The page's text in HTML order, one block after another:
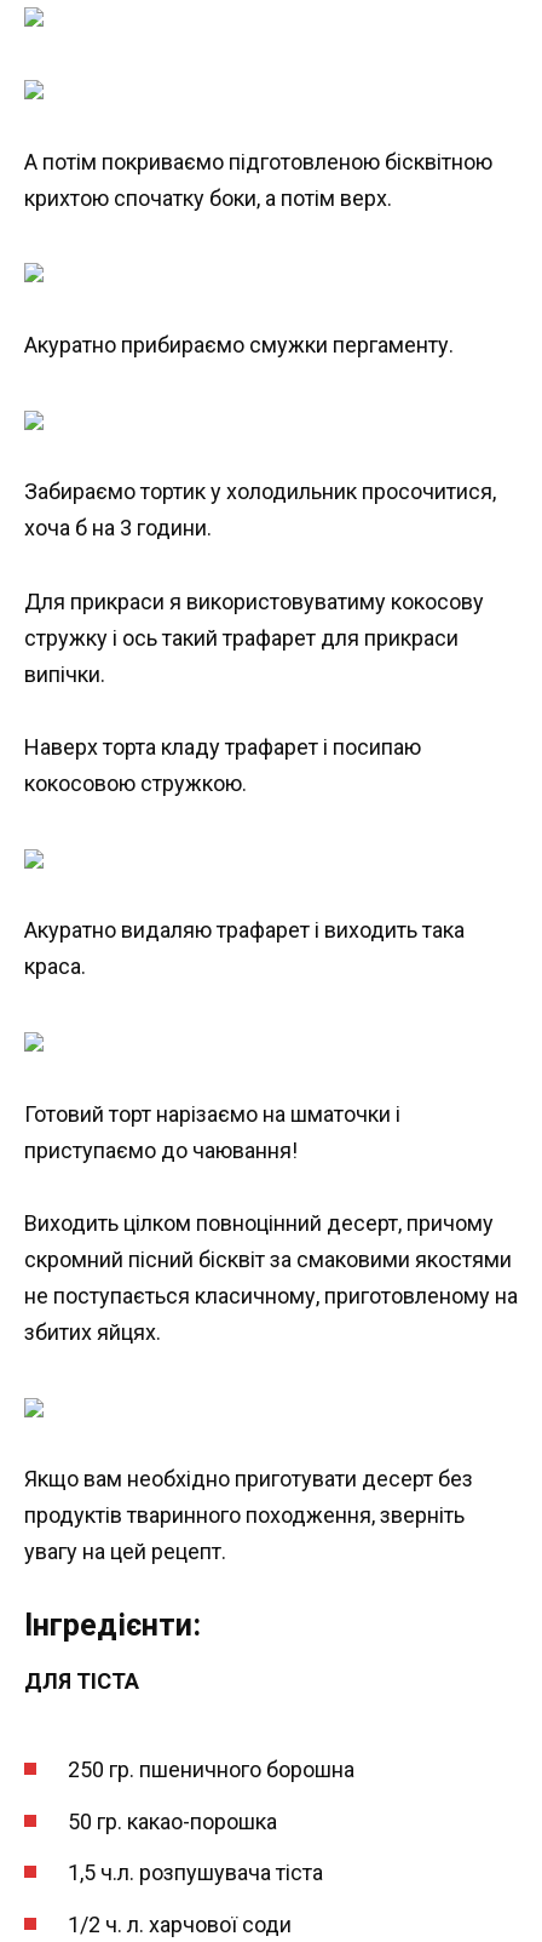
А потім покриваємо підготовленою бісквітною
крихтою спочатку боки, а потім верх.
Акуратно прибираємо смужки пергаменту.
Забираємо тортик у холодильник просочитися,
хоча б на 3 години.
Для прикраси я використовуватиму кокосову
стружку і ось такий трафарет для прикраси
випічки.
Наверх торта кладу трафарет і посипаю
кокосовою стружкою.
Акуратно видаляю трафарет і виходить така
краса.
Готовий торт нарізаємо на шматочки і
приступаємо до чаювання!
Виходить цілком повноцінний десерт, причому
скромний пісний бісквіт за смаковими якостями
не поступається класичному, приготовленому на
збитих яйцях.
Якщо вам необхідно приготувати десерт без
продуктів тваринного походження, зверніть
увагу на цей рецепт.
Інгредієнти:
ДЛЯ ТІСТА
250 гр. пшеничного борошна
50 гр. какао-порошка
1,5 ч.л. розпушувача тіста
1/2 ч. л. харчової соди